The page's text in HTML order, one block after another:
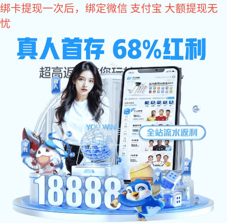
星空电子
防火平开窗五金配件怎么安装
文章作者: Date:2026/01/06
防火平开窗五金配件怎么安装？今天，星空电子五金小
编就来为大家讲解。防火平开窗是建筑中用来防火隔烟的重
要设施，它的五金配件安装得好不好，直接关系到整扇窗的
防火效果和日常使用安全。要确保安装到位，从准备到检
查，每一步都得认真仔细。